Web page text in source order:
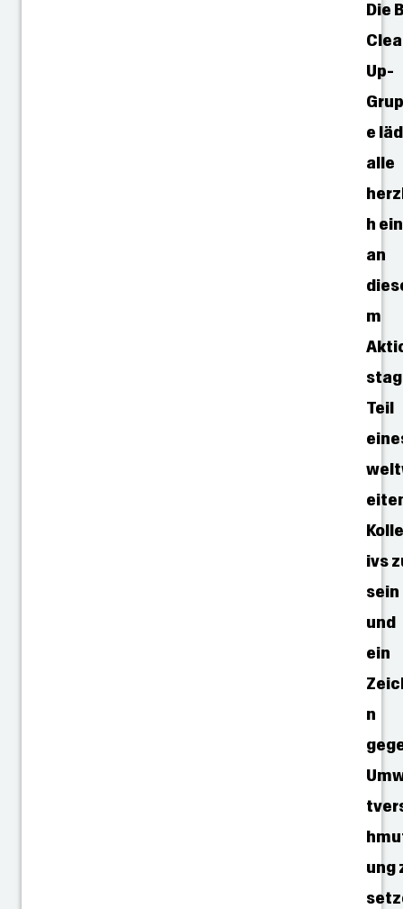
Die
Up-
e
alle
h
an
m
stag
Teil
ivs
sein
und
ein
n
ung